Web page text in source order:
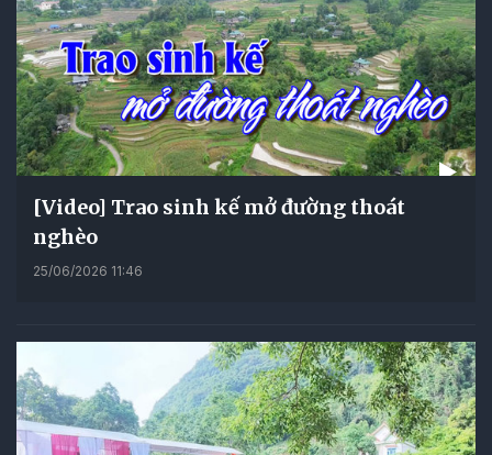
[Video] Trao sinh kế mở đường thoát
nghèo
25/06/2026 11:46